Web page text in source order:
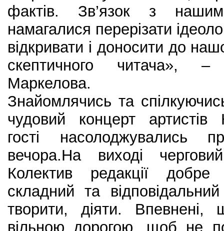
фактів. Зв’язок з
намагалися перерізати
відкривати і доносити до
скептичного читача»,
Маркелова.
Знайомлячись та
чудовий концерт артистів
гості насолоджувались
вечора.На виході
Колектив редакції
складний та
творити, діяти.
вільною дорогою, щоб не